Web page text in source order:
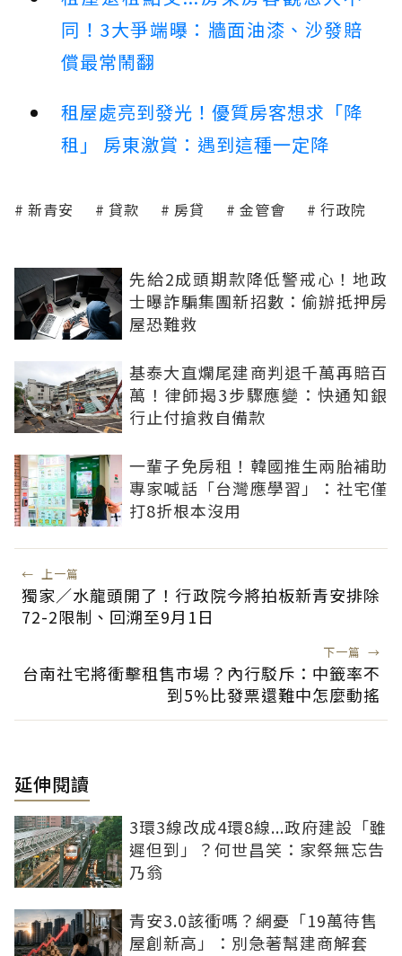
同！3大爭端曝：牆面油漆、沙發賠
償最常鬧翻
租屋處亮到發光！優質房客想求「降
租」 房東激賞：遇到這種一定降
新青安 貸款 房貸 金管會 行政院
先給2成頭期款降低警戒心！地政
士曝詐騙集團新招數：偷辦抵押房
屋恐難救
基泰大直爛尾建商判退千萬再賠百
萬！律師揭3步驟應變：快通知銀
行止付搶救自備款
一輩子免房租！韓國推生兩胎補助
專家喊話「台灣應學習」：社宅僅
打8折根本沒用
← 上一篇
獨家／水龍頭開了！行政院今將拍板新青安排除
72-2限制、回溯至9月1日
下一篇 →
台南社宅將衝擊租售市場？內行駁斥：中籤率不
到5%比發票還難中怎麼動搖
延伸閱讀
3環3線改成4環8線...政府建設「雖
遲但到」？何世昌笑：家祭無忘告
乃翁
青安3.0該衝嗎？網憂「19萬待售
屋創新高」：別急著幫建商解套